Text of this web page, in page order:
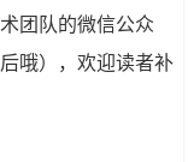
团队的微信公众
哦），欢迎读者补